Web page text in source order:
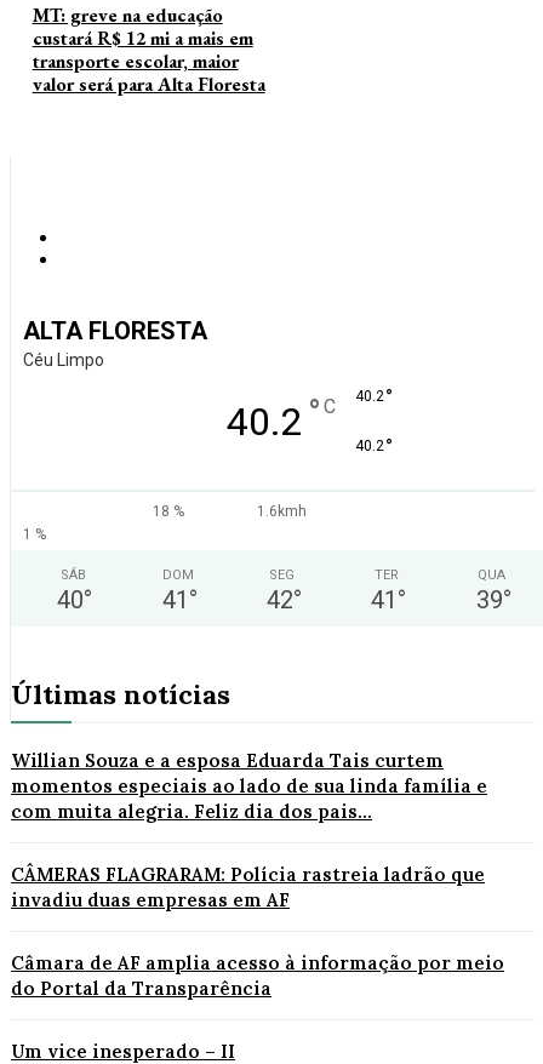
MT: greve na educação
custará R$ 12 mi a mais em
transporte escolar, maior
valor será para Alta Floresta
ALTA FLORESTA
Céu Limpo
40.2 ° C 40.2°
40.2°
18 %
1.6kmh
1 %
SÁB
40°
DOM
41 °
SEG
42°
TER
41 °
QUA
39°
Últimas notícias
Willian Souza e a esposa Eduarda Tais curtem
momentos especiais ao lado de sua linda família e
com muita alegria. Feliz dia dos pais...
CÂMERAS FLAGRARAM: Polícia rastreia ladrão que
invadiu duas empresas em AF
Câmara de AF amplia acesso à informação por meio
do Portal da Transparência
Um vice inesperado – II